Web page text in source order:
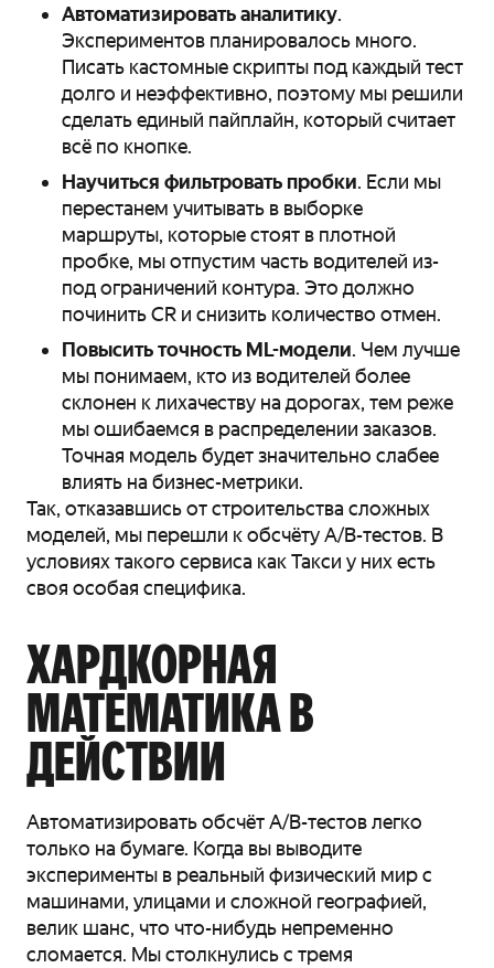
Автоматизировать аналитику.
Экспериментов планировалось много.
Писать кастомные скрипты под каждый тест
долго и неэффективно, поэтому мы решили
сделать единый пайплайн, который считает
всё по кнопке.
Научиться фильтровать пробки. Если мы
перестанем учитывать в выборке
маршруты, которые стоят в плотной
пробке, мы отпустим часть водителей из-
под ограничений контура. Это должно
починить CR и снизить количество отмен.
Повысить точность ML-модели. Чем лучше
мы понимаем, кто из водителей более
склонен к лихачеству на дорогах, тем реже
мы ошибаемся в распределении заказов.
Точная модель будет значительно слабее
влиять на бизнес-метрики.
Так, отказавшись от строительства сложных
моделей, мы перешли к обсчёту A/B-тестов. В
условиях такого сервиса как Такси у них есть
своя особая специфика.
ХАРДКОРНАЯ
МАТЕМАТИКА В
ДЕЙСТВИИ
Автоматизировать обсчёт A/B-тестов легко
только на бумаге. Когда вы выводите
эксперименты в реальный физический мир с
машинами, улицами и сложной географией,
велик шанс, что что-нибудь непременно
сломается. Мы столкнулись с тремя